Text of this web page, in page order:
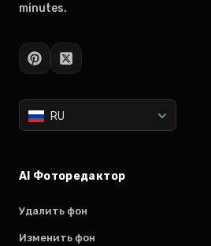
minutes.
RU
AI Фоторедактор
Удалить фон
Изменить фон